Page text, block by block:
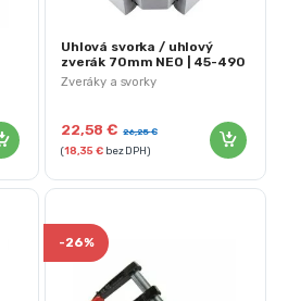
Zveráky a svorky
Uhlová svorka / uhlový
zverák 70mm NEO | 45-490
22,58€ 26,25€
(18,35€bez DPH)
-26%